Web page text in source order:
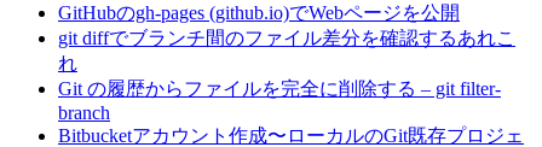
GitHubのgh-pages (github.io)でWebページを公開
git diffでブランチ間のファイル差分を確認するあれこ
れ
Git の履歴からファイルを完全に削除する – git filter-
branch
Bitbucketアカウント作成〜ローカルのGit既存プロジェ